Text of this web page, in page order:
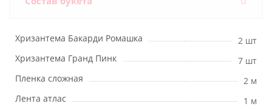
Хризантема Бакарди Ромашка
2 шт
Хризантема Гранд Пинк
7 шт
Пленка сложная
2 м
Лента атлас
1 м